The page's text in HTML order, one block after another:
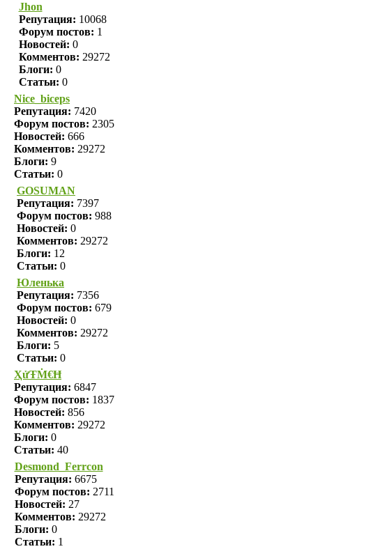
Jhon
Репутация: 10068
Форум постов: 1
Новостей: 0
Комментов: 29272
Блоги: 0
Статьи: 0
Nice_biceps
Репутация: 7420
Форум постов: 2305
Новостей: 666
Комментов: 29272
Блоги: 9
Статьи: 0
GOSUMAN
Репутация: 7397
Форум постов: 988
Новостей: 0
Комментов: 29272
Блоги: 12
Статьи: 0
Юленька
Репутация: 7356
Форум постов: 679
Новостей: 0
Комментов: 29272
Блоги: 5
Статьи: 0
ҲửŦṀ€Ħ
Репутация: 6847
Форум постов: 1837
Новостей: 856
Комментов: 29272
Блоги: 0
Статьи: 40
Desmond_Ferrcon
Репутация: 6675
Форум постов: 2711
Новостей: 27
Комментов: 29272
Блоги: 0
Статьи: 1